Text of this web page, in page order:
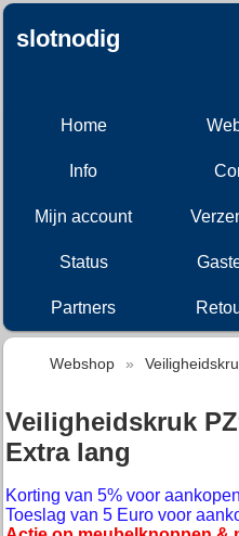
slotnodig
Home
Info
Mijn account
Status
Partners
Webshop »
Veiligheidskruk
Extra lang
Korting van 5% voor
Toeslag van 5 Euro voor